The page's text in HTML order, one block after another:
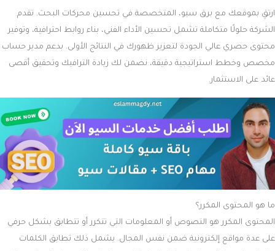
ارتقِ بموقعك مع برق سيو، المتخصصة في تحسين محركات البحث. تقدم
الشركة حلولًا متكاملة تشمل تحسين الأداء الفني، بناء روابط احترافية، وتوفير
محتوى حصري عالي الجودة لتعزيز ظهورك في النتائج الأولى. بدعم مدير حساب
مخصص وخطط استراتيجية دقيقة، نضمن لك زيادة الترافيك وتحقيق أقصى
عائد على الاستثمار.
ما هو المحتوى المكرر؟
المحتوى المكرر هو النصوص أو المعلومات التي تتكرر أو تتطابق بشكل حرفي
على عدة مواقع إلكترونية ضمن نفس المجال. يشمل ذلك تطابق الكلمات